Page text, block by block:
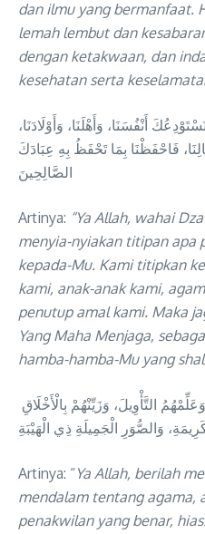
dan ilmu yang bermanfaat.
lemah lembut dan
dengan ketakwaan, dan
kesehatan serta
أَنْفُسَنَا، وَأَهْلَنَا، وَأَوْلَادَنَا،
فَاحْفَظْنَا بِمَا تَحْفَظُ بِهِ عِبَادَكَ
الصَّالِحِينَ
Artinya: “Ya Allah, wahai
menyia-nyiakan titipan apa
kepada-Mu. Kami titipkan
kami, anak-anak kami,
penutup amal kami. Maka
Yang Maha Menjaga,
hamba-hamba-Mu yang
وَالصُّوَرِ الْجَمِيلَةِ ذِي الْهَيْبَةِ
Artinya: “Ya Allah, berilah
mendalam tentang agama,
penakwilan yang benar,